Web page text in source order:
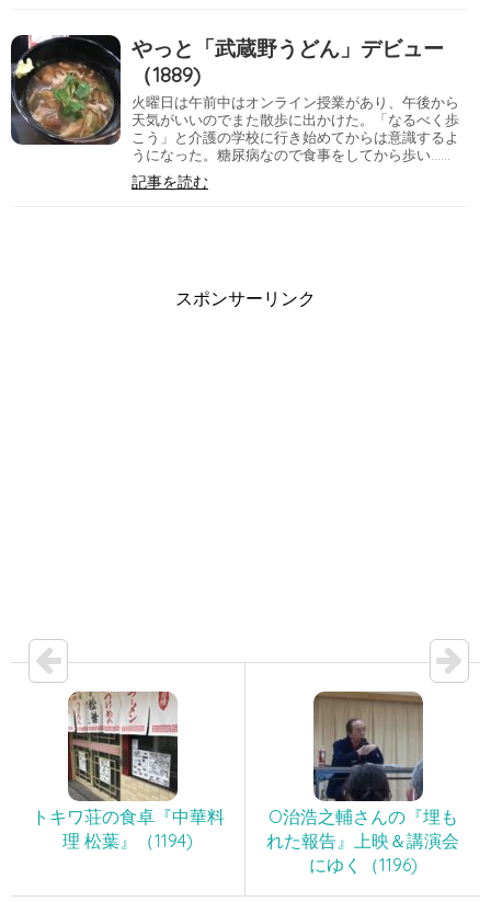
やっと「武蔵野うどん」デビュー
（1889)
火曜日は午前中はオンライン授業があり、午後から
天気がいいのでまた散歩に出かけた。「なるべく歩
こう」と介護の学校に行き始めてからは意識するよ
うになった。糖尿病なので食事をしてから歩い……
記事を読む
スポンサーリンク
トキワ荘の食卓『中華料
理 松葉』（1194)
O治浩之輔さんの『埋も
れた報告』上映＆講演会
にゆく（1196)